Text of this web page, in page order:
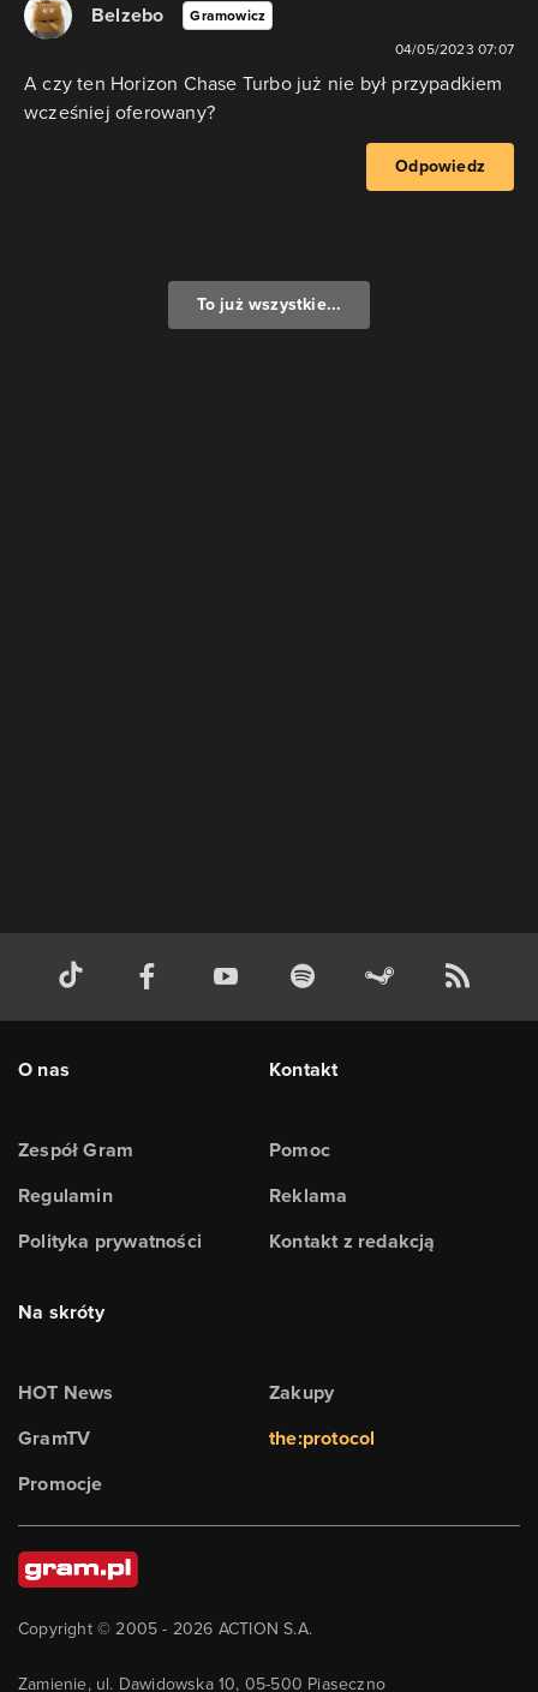
Belzebo Gramowicz
04/05/2023 07:07
A czy ten Horizon Chase Turbo już nie był przypadkiem
wcześniej oferowany?
Odpowiedz
To już wszystkie...
O nas
Zespół Gram
Regulamin
Polityka prywatności
Kontakt
Pomoc
Reklama
Kontakt z redakcją
Na skróty
HOT News
GramTV
Promocje
Zakupy
the:protocol
Copyright © 2005 - 2026 ACTION S.A.
Zamienie, ul. Dawidowska 10, 05-500 Piaseczno